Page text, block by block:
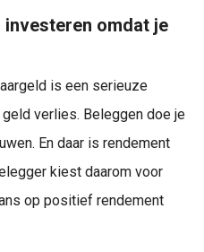
omdat je
is een serieuze
verlies. Beleggen doe je
En daar is rendement
kiest daarom voor
op positief rendement